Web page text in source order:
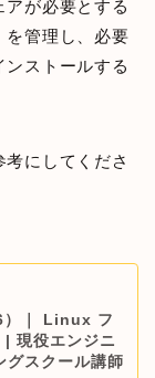
が必要とする
を管理し、必要
ストールする
にしてくださ
｜ Linux フ
| 現役エンジニ
グスクール講師